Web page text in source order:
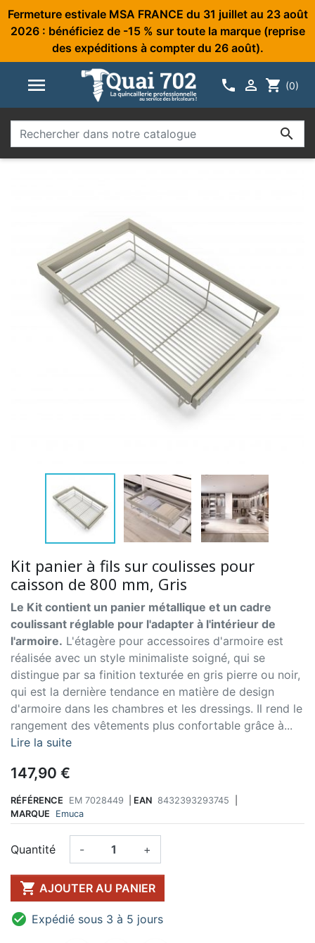
Fermeture estivale MSA FRANCE du 31 juillet au 23 août
2026 : bénéficiez de -15 % sur toute la marque (reprise
des expéditions à compter du 26 août).
   shopping_cart (0)

Kit panier à fils sur coulisses pour
caisson de 800 mm, Gris
Le Kit contient un panier métallique et un cadre
coulissant réglable pour l'adapter à l'intérieur de
l'armoire. L'étagère pour accessoires d'armoire est
réalisée avec un style minimaliste soigné, qui se
distingue par sa finition texturée en gris pierre ou noir,
qui est la dernière tendance en matière de design
d'armoire dans les chambres et les dressings. Il rend le
rangement des vêtements plus confortable grâce à...
Lire la suite
147,90 €
RÉFÉRENCE EM 7028449 EAN 8432393293745
MARQUE
Emuca
Quantité - +
 AJOUTER AU PANIER
 Expédié sous 3 à 5 jours